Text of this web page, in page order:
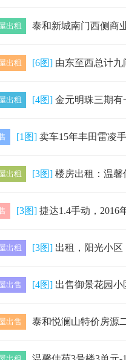
出租
出租 [6图] 由东至西总计九间｛楼上楼下｝东属**间第二间房租陆续到期对外出租（适合农资销
出租 [4图] 金元明珠三期有一电梯二楼54平米出租，家电家
[1图] 卖车15年丰田雷凌手动检车保险来
出租 [3图] 楼房出租：温馨佳苑小区四楼，设备齐全，拎包入住南北通透干净整洁，新按空调，洗
[3图] 捷达1.4手动，2016年上牌，个人一手，安全驾驶7万公里，原版原漆，上下班代
出租 [3图] 出租，阳光小区，两室一厅，可月租可年租，价格
出售 [4图] 出售御景花园小区抵账房，101两室
出售